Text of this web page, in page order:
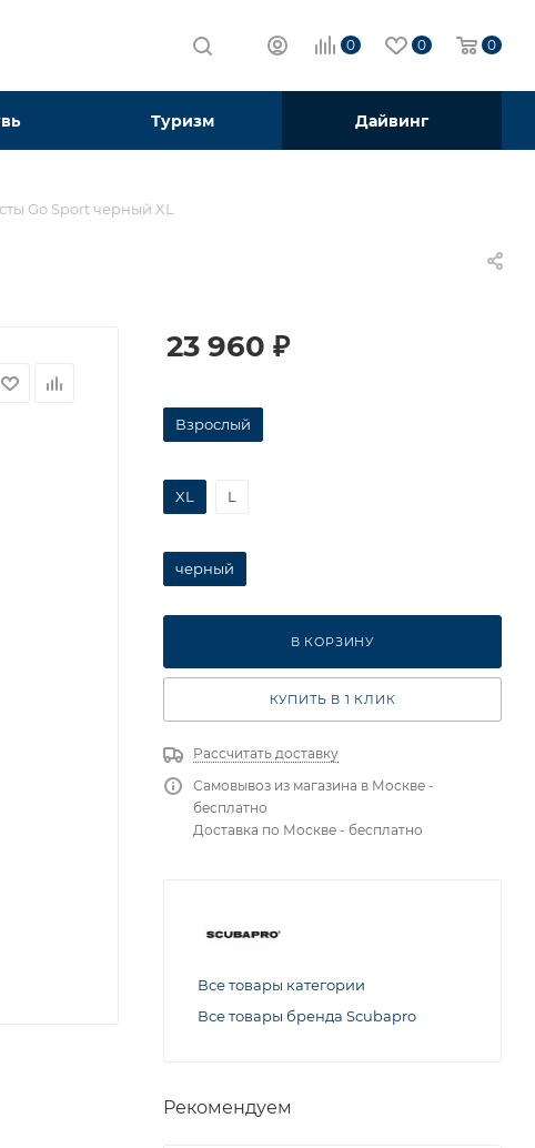
0 0 0
Туризм Дайвинг
Go Sport черный XL
23 960 ₽
Взрослый
XL L
черный
В КОРЗИНУ
КУПИТЬ В 1 КЛИК
Рассчитать доставку
Самовывоз из магазина в Москве -
бесплатно
Доставка по Москве - бесплатно
Все товары категории
Все товары бренда Scubapro
Рекомендуем